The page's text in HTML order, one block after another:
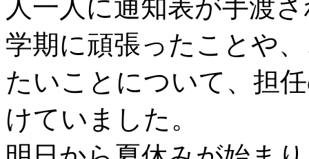
人一人に通知表が手渡
学期に頑張ったことや
たいことについて、担
けていました。